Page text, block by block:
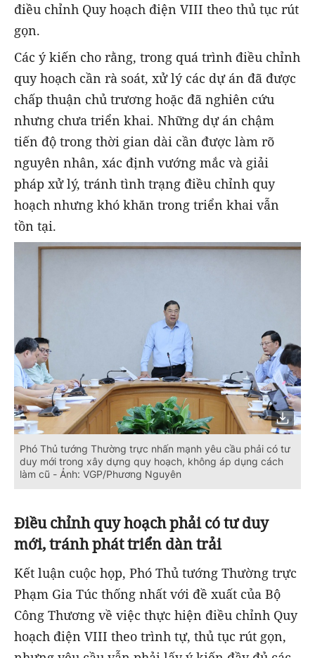
điều chỉnh Quy hoạch điện VIII theo thủ tục rút
gọn.
Các ý kiến cho rằng, trong quá trình điều chỉnh
quy hoạch cần rà soát, xử lý các dự án đã được
chấp thuận chủ trương hoặc đã nghiên cứu
nhưng chưa triển khai. Những dự án chậm
tiến độ trong thời gian dài cần được làm rõ
nguyên nhân, xác định vướng mắc và giải
pháp xử lý, tránh tình trạng điều chỉnh quy
hoạch nhưng khó khăn trong triển khai vẫn
tồn tại.
Phó Thủ tướng Thường trực nhấn mạnh yêu cầu phải có tư
duy mới trong xây dựng quy hoạch, không áp dụng cách
làm cũ - Ảnh: VGP/Phương Nguyên
Điều chỉnh quy hoạch phải có tư duy
mới, tránh phát triển dàn trải
Kết luận cuộc họp, Phó Thủ tướng Thường trực
Phạm Gia Túc thống nhất với đề xuất của Bộ
Công Thương về việc thực hiện điều chỉnh Quy
hoạch điện VIII theo trình tự, thủ tục rút gọn,